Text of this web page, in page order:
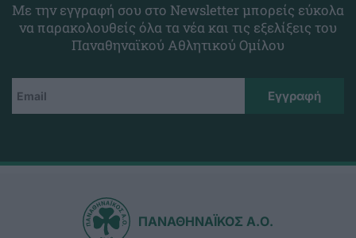
Με την εγγραφή σου στο Newsletter μπορείς εύκολα
να παρακολουθείς όλα τα νέα και τις εξελίξεις του
Παναθηναϊκού Αθλητικού Ομίλου
ΠΑΝΑΘΗΝΑΪΚΟΣ Α.Ο.